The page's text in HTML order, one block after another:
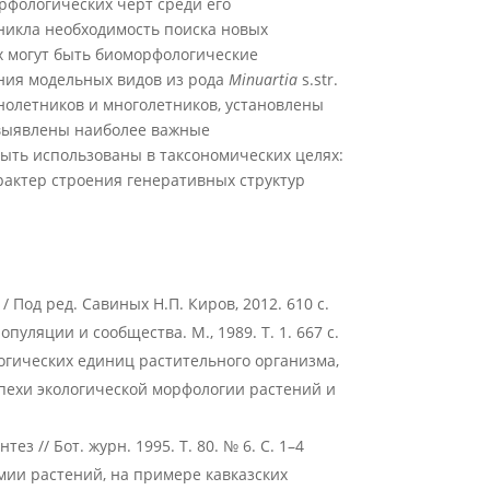
необходимость поиска новых
быть биоморфологические
модельных видов из рода Minuartias.str.
и многолетников, установлены
наиболее важные
использованы в таксономических целях:
строения генеративных структур
ред. Савиных Н.П. Киров, 2012. 610 с.
и сообщества. М., 1989. Т. 1. 667 с.
единиц растительного организма,
экологической морфологии растений и
// Бот. журн. 1995. Т. 80. № 6. С. 1–4
растений, на примере кавказских